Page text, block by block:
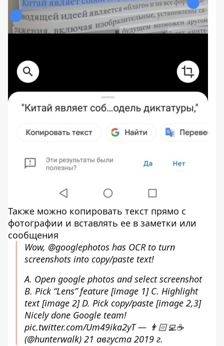
Также можно копировать текст прямо с
фотографии и вставлять ее в заметки или
сообщения
Wow, @googlephotos has OCR to turn
screenshots into copy/paste text!
A. Open google photos and select screenshot
B. Pick “Lens” feature [image 1] C. Highlight
text [image 2] D. Pick copy/paste [image 2,3]
Nicely done Google team!
pic.twitter.com/Um49ika2yT— 👨🏻‍💻☕️
(@hunterwalk) 21 августа 2019 г.